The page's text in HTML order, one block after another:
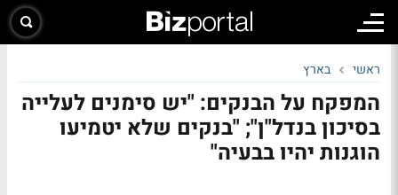
ראשי בארץ
המפקח על הבנקים: "יש סימנים לעלייה
בסיכון בנדל"ן"; "בנקים שלא יטמיעו
הוגנות יהיו בבעיה"